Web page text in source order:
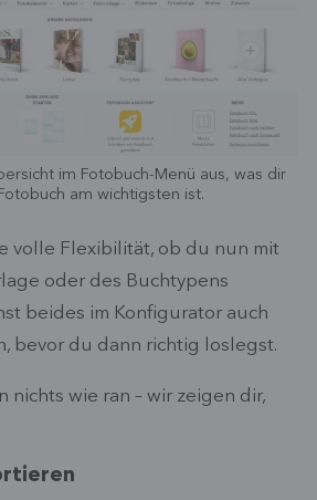
im Fotobuch-Menü aus, was dir
am wichtigsten ist.
volle Flexibilität, ob du nun mit
oder des Buchtypens
beides im Konfigurator auch
bevor du dann richtig loslegst.
nichts wie ran – wir zeigen dir,